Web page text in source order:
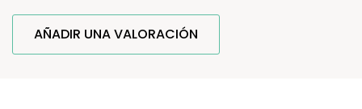
AÑADIR UNA VALORACIÓN